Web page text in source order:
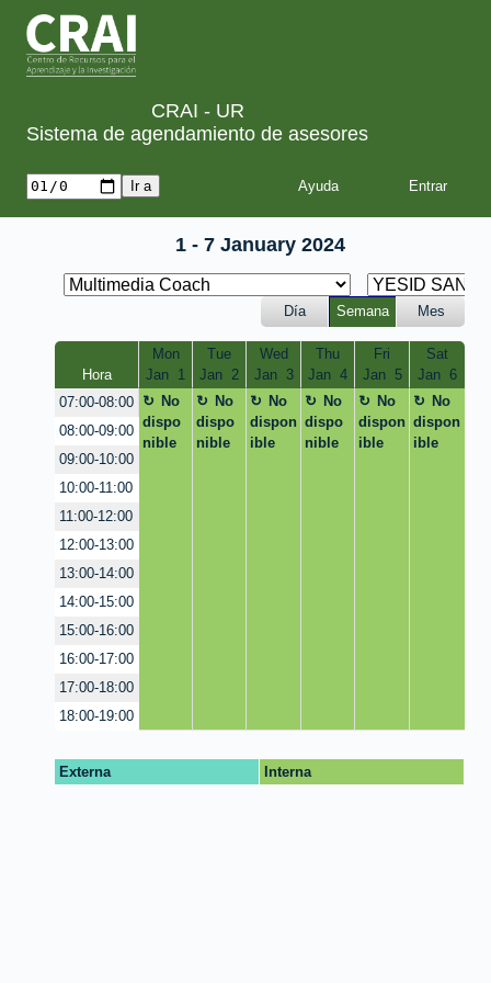
CRAI - UR
Sistema de agendamiento de asesores
Ayuda
1 - 7 January 2024
Día Semana Mes
Hora
Mon
Jan  1
Tue
Jan  2
Wed
Jan  3
Thu
Jan  4
Fri
Jan  5
Sat
Jan  6
07:00-08:00
No
dispo
nible
No
dispo
nible
No
dispon
ible
No
dispo
nible
No
dispon
ible
No
dispon
ible
08:00-09:00
09:00-10:00
10:00-11:00
11:00-12:00
12:00-13:00
13:00-14:00
14:00-15:00
15:00-16:00
16:00-17:00
17:00-18:00
18:00-19:00
Externa Interna